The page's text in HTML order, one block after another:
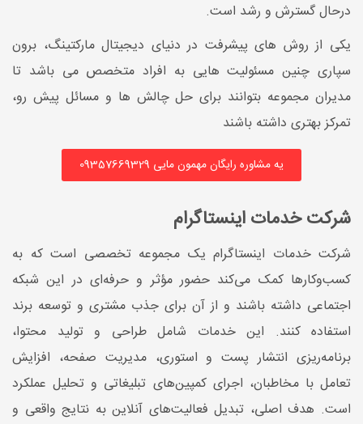
درحال گسترش و رشد است.
یکی از روش های پیشرفت در دنیای دیجیتال مارکتینگ، برون
سپاری چنین مسئولیت هایی به افراد متخصص می باشد تا
مدیران مجموعه بتوانند برای حل چالش ها و مسائل پیش رو،
تمرکز بهتری داشته باشند
یه مشاوره رایگان مهمون مایی 09357669329
شرکت خدمات اینستاگرام
شرکت خدمات اینستاگرام یک مجموعه تخصصی است که به
کسب‌وکارها کمک می‌کند حضور مؤثر و حرفه‌ای در این شبکه
اجتماعی داشته باشند و از آن برای جذب مشتری و توسعه برند
استفاده کنند. این خدمات شامل طراحی و تولید محتوا،
برنامه‌ریزی انتشار پست و استوری، مدیریت صفحه، افزایش
تعامل با مخاطبان، اجرای کمپین‌های تبلیغاتی و تحلیل عملکرد
است. هدف اصلی، تبدیل فعالیت‌های آنلاین به نتایج واقعی و